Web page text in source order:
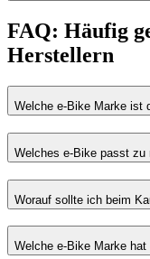
FAQ: Häufig
Herstellern
Welche e-Bike Marke ist
Welches e-Bike passt zu
Worauf sollte ich beim
Welche e-Bike Marke